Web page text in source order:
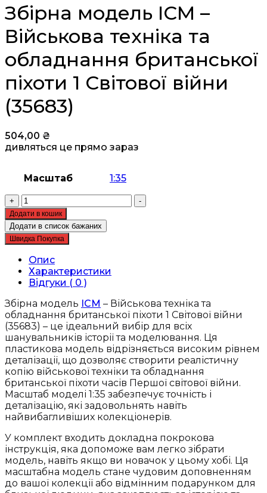
Збірна модель ICM –
Військова техніка та
обладнання британської
піхоти 1 Світової війни
(35683)
504,00 ₴
дивляться це прямо зараз
Масштаб 1:35
+
Збірна
модель
ICM
-
Військова
техніка
та
обладнання
британської
піхоти
1
Світової
війни
(35683)
кількість
-
Додати в кошик
Додати в список бажаних
Швидка Покупка
Опис
Характеристики
Відгуки ( 0 )
Збірна модель ICM – Військова техніка та
обладнання британської піхоти 1 Світової війни
(35683) – це ідеальний вибір для всіх
шанувальників історії та моделювання. Ця
пластикова модель відрізняється високим рівнем
деталізації, що дозволяє створити реалістичну
копію військової техніки та обладнання
британської піхоти часів Першої світової війни.
Масштаб моделі 1:35 забезпечує точність і
деталізацію, які задовольнять навіть
найвибагливіших колекціонерів.
У комплект входить докладна покрокова
інструкція, яка допоможе вам легко зібрати
модель, навіть якщо ви новачок у цьому хобі. Ця
масштабна модель стане чудовим доповненням
до вашої колекції або відмінним подарунком для